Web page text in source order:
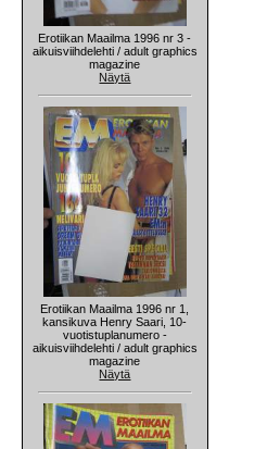
Erotiikan Maailma 1996 nr 3 -
aikuisviihdelehti / adult graphics
magazine
Näytä
Erotiikan Maailma 1996 nr 1,
kansikuva Henry Saari, 10-
vuotistuplanumero -
aikuisviihdelehti / adult graphics
magazine
Näytä